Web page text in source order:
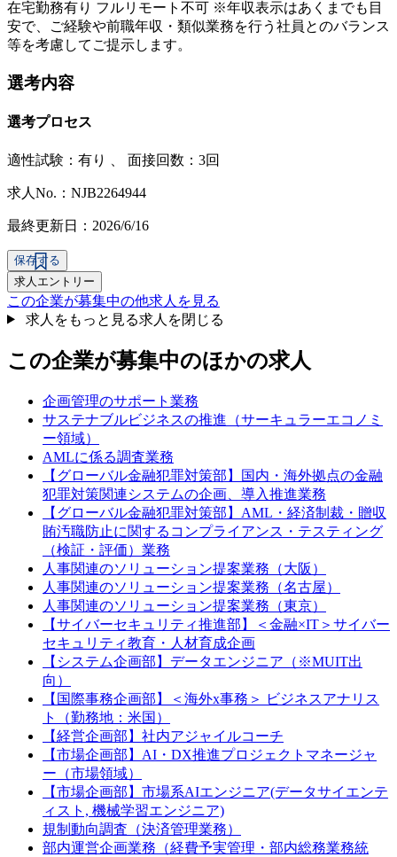
在宅勤務有り フルリモート不可 ※年収表示はあくまでも目
安で、ご経験や前職年収・類似業務を行う社員とのバランス
等を考慮してご提示します。
選考内容
選考プロセス
適性試験： 有り 面接回数：3回
求人No.：NJB2264944
最終更新日：2026/6/16
保存する
求人エントリー
この企業が募集中の他求人を見る
求人をもっと見る求人を閉じる
この企業が募集中のほかの求人
企画管理のサポート業務
サステナブルビジネスの推進（サーキュラーエコノミ
ー領域）
AMLに係る調査業務
【グローバル金融犯罪対策部】国内・海外拠点の金融
犯罪対策関連システムの企画、導入推進業務
【グローバル金融犯罪対策部】AML・経済制裁・贈収
賄汚職防止に関するコンプライアンス・テスティング
（検証・評価）業務
人事関連のソリューション提案業務（大阪）
人事関連のソリューション提案業務（名古屋）
人事関連のソリューション提案業務（東京）
【サイバーセキュリティ推進部】＜金融×IT＞サイバー
セキュリティ教育・人材育成企画
【システム企画部】データエンジニア（※MUIT出
向）
【国際事務企画部】＜海外x事務＞ ビジネスアナリス
ト（勤務地：米国）
【経営企画部】社内アジャイルコーチ
【市場企画部】AI・DX推進プロジェクトマネージャ
ー（市場領域）
【市場企画部】市場系AIエンジニア(データサイエンテ
ィスト, 機械学習エンジニア)
規制動向調査（決済管理業務）
部内運営企画業務（経費予実管理・部内総務業務統